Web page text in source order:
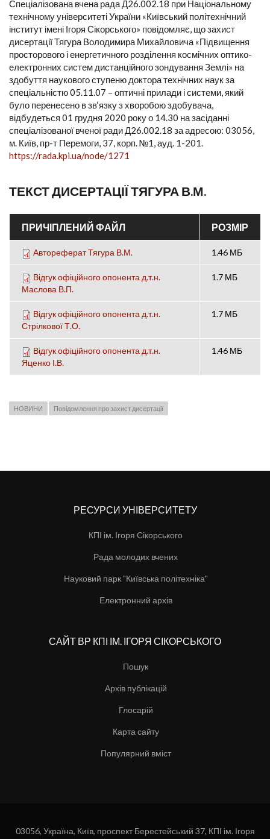
Спеціалізована вчена рада Д26.002.18 при Національному
технічному університеті України «Київський політехнічний
інститут імені Ігоря Сікорського» повідомляє, що захист
дисертації Тягура Володимира Михайловича «Підвищення
просторового і енергетичного розділення космічних оптико-
електронних систем дистанційного зондування Землі» на
здобуття наукового ступеню доктора технічних наук за
спеціальністю 05.11.07 – оптичні прилади і системи, який
було перенесено в зв‘язку з хворобою здобувача,
відбудеться 01 грудня 2020 року о 14.30 на засіданні
спеціалізованої вченої ради Д26.002.18 за адресою: 03056,
м. Київ, пр-т Перемоги, 37, корп. №1, ауд. 1-201.
https://rada.kpi.ua/node/1271
ТЕКСТ ДИСЕРТАЦІЇ ТЯГУРА В.М.
ПРИЧІПЛЕНИЙ ФАЙЛ РОЗМІР
Автореферат Тягура В.М. 1.46 МБ
Відгук офіційного опонента д.т.н.
Маслова В.П.
1.7 МБ
Відгук офіційного опонента д.т.н.
Стрілкової Т.О.
1.7 МБ
Відгук офіційного опонента д.т.н.
Яценко І.В.
1.46 МБ
НОВИНИ Повідомлення про захист дисертації
РЕСУРСИ УНІВЕРСИТЕТУ
КПІ ім. Ігоря Сікорського
Рада молодих вчених
Науковий парк "Київська політехніка"
Електронний архів
САЙТ ВР КПІ ІМ. ІГОРЯ СІКОРСЬКОГО
Пошук
Архів публікацій
Глосарій
Карта сайту
Популярний вміст
03056, Україна, Київ, проспект Берестейський 37, КПІ ім. Ігоря